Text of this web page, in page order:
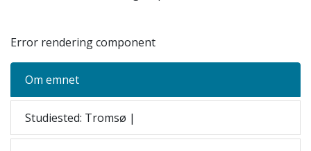
Error rendering component
Om emnet
Studiested: Tromsø |